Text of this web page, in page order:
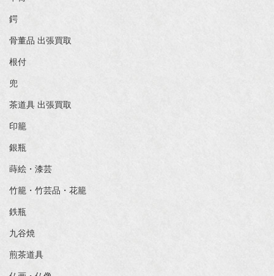
鍔
骨董品 出張買取
根付
兜
茶道具 出張買取
印籠
銀瓶
蒔絵・漆芸
竹籠・竹芸品・花籠
鉄瓶
九谷焼
煎茶道具